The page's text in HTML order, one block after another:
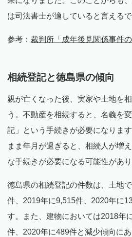
は司法書士が適していると言えるで
参考： 裁判所「成年後見関係事件の
相続登記と徳島県の傾向
親が亡くなった後、実家や土地を
う。不動産を相続すると、名義を
記」という手続きが必要になりま
まま年月が過ぎると、相続人が増
な手続きが必要になる可能性があり
徳島県の相続登記の件数は、土地
件、2019年に9,515件、2020年に
す。また、建物においては2018年
件、2020年に489件と減少傾向にあ